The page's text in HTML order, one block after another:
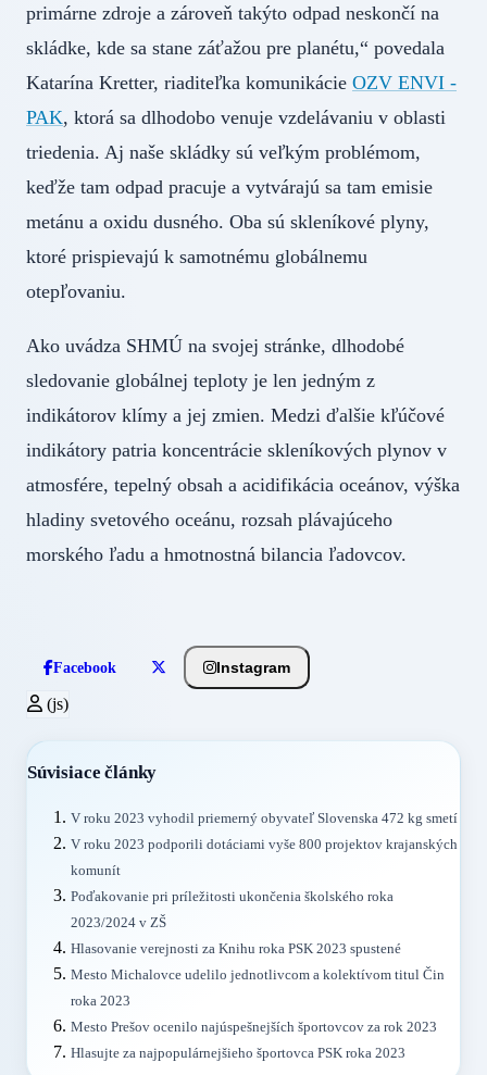
primárne zdroje a zároveň takýto odpad neskončí na
skládke, kde sa stane záťažou pre planétu,“ povedala
Katarína Kretter, riaditeľka komunikácie OZV ENVI -
PAK, ktorá sa dlhodobo venuje vzdelávaniu v oblasti
triedenia. Aj naše skládky sú veľkým problémom,
keďže tam odpad pracuje a vytvárajú sa tam emisie
metánu a oxidu dusného. Oba sú skleníkové plyny,
ktoré prispievajú k samotnému globálnemu
otepľovaniu.
Ako uvádza SHMÚ na svojej stránke, dlhodobé
sledovanie globálnej teploty je len jedným z
indikátorov klímy a jej zmien. Medzi ďalšie kľúčové
indikátory patria koncentrácie skleníkových plynov v
atmosfére, tepelný obsah a acidifikácia oceánov, výška
hladiny svetového oceánu, rozsah plávajúceho
morského ľadu a hmotnostná bilancia ľadovcov.
Facebook Instagram
(js)
Súvisiace články
V roku 2023 vyhodil priemerný obyvateľ Slovenska 472 kg smetí
V roku 2023 podporili dotáciami vyše 800 projektov krajanských
komunít
Poďakovanie pri príležitosti ukončenia školského roka
2023/2024 v ZŠ
Hlasovanie verejnosti za Knihu roka PSK 2023 spustené
Mesto Michalovce udelilo jednotlivcom a kolektívom titul Čin
roka 2023
Mesto Prešov ocenilo najúspešnejších športovcov za rok 2023
Hlasujte za najpopulárnejšieho športovca PSK roka 2023